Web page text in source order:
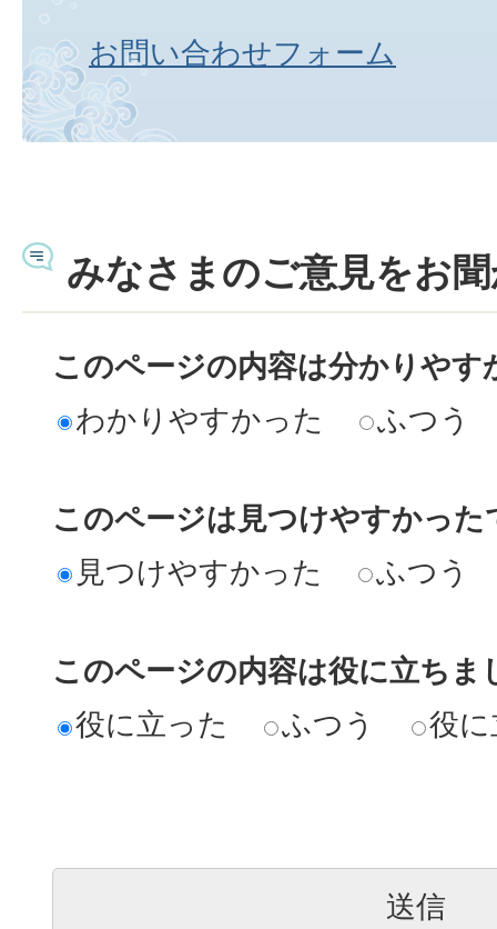
お問い合わせフォーム
みなさまのご意見をお
このページの内容は分かりやす
わかりやすかった
ふつう
このページは見つけやすかった
見つけやすかった
ふつう
このページの内容は役に立ちま
役に立った
ふつう 役